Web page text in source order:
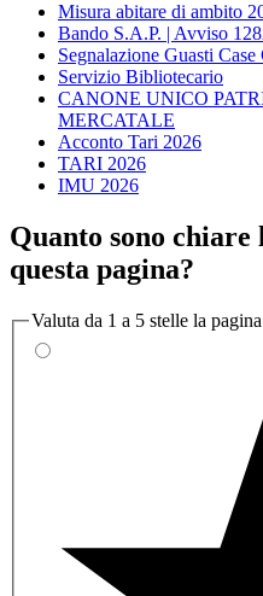
Misura abitare di ambito
Bando S.A.P. | Avviso
Segnalazione Guasti
Servizio Bibliotecario
CANONE UNICO
MERCATALE
Acconto Tari 2026
TARI 2026
IMU 2026
Quanto sono
questa pagina?
Valuta da 1 a 5 stelle la pagina